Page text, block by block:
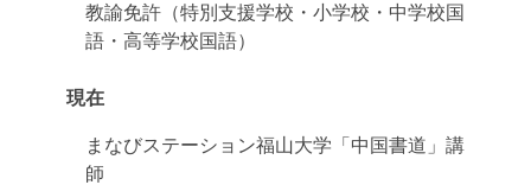
教諭免許（特別支援学校・小学校・中学校国
語・高等学校国語）
現在
まなびステーション福山大学「中国書道」講
師